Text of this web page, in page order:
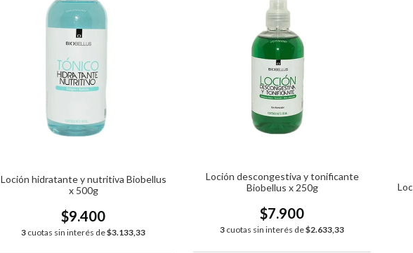
Loción hidratante y nutritiva Biobellus
x 500g
$9.400
3 cuotas sin interés de$3.133,33
Loción descongestiva y tonificante
Biobellus x 250g
$7.900
3 cuotas sin interés de$2.633,33